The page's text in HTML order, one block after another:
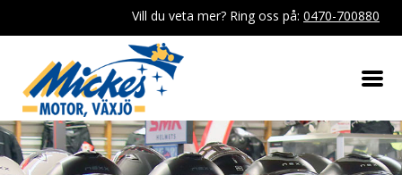
Vill du veta mer? Ring oss på: 0470-700880